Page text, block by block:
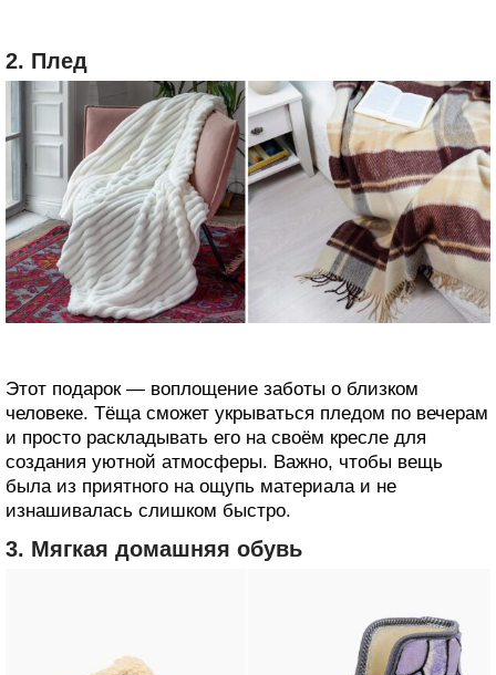
2. Плед
Этот подарок — воплощение заботы о близком
человеке. Тёща сможет укрываться пледом по вечерам
и просто раскладывать его на своём кресле для
создания уютной атмосферы. Важно, чтобы вещь
была из приятного на ощупь материала и не
изнашивалась слишком быстро.
3. Мягкая домашняя обувь